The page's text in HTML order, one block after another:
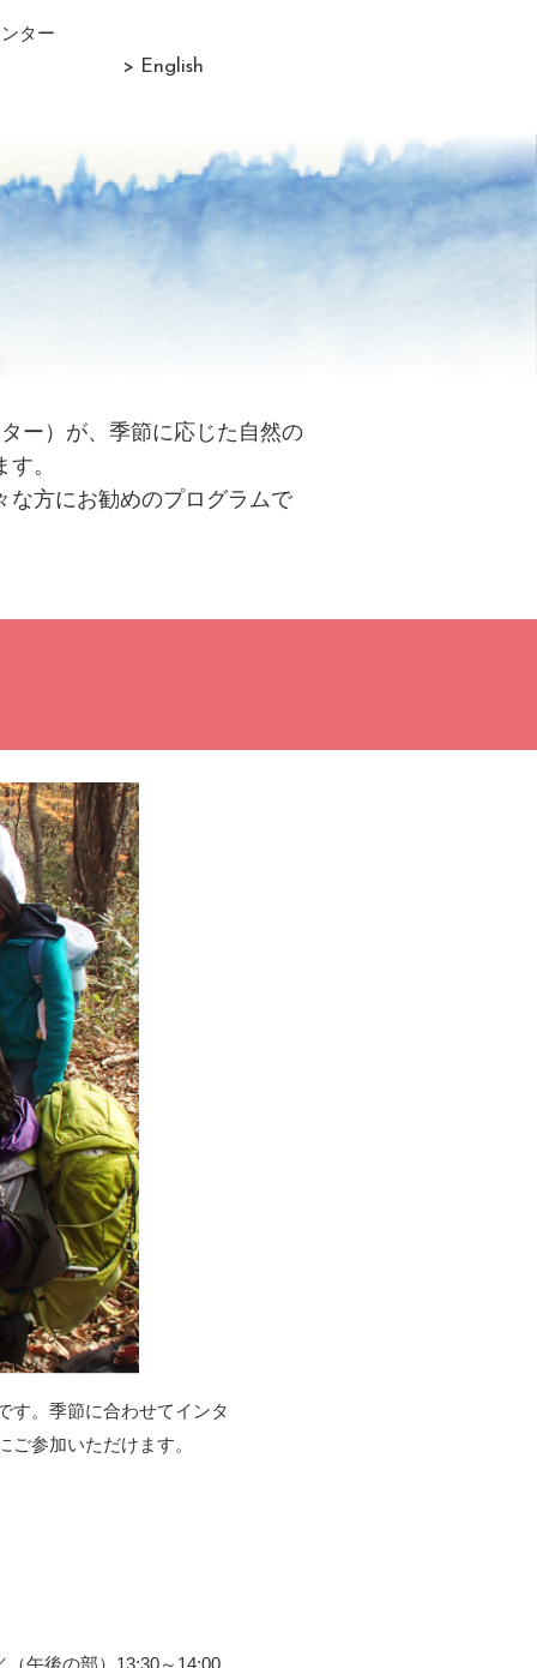
ター
> English
ー）が、季節に応じた自然の
。
な方にお勧めのプログラムで
す。季節に合わせてインタ
参加いただけます。
後の部）13:30～14:00